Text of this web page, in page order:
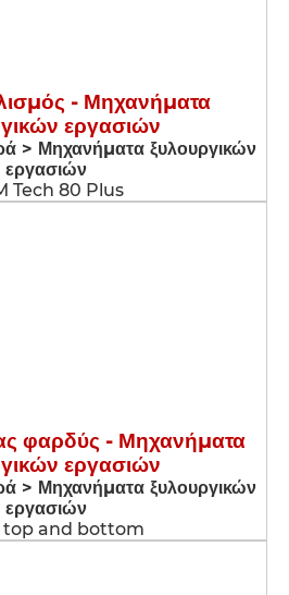
- Μηχανήματα
εργασιών
> Μηχανήματα ξυλουργικών
εργασιών
Tech 80 Plus
φαρδύς - Μηχανήματα
εργασιών
> Μηχανήματα ξυλουργικών
εργασιών
top and bottom